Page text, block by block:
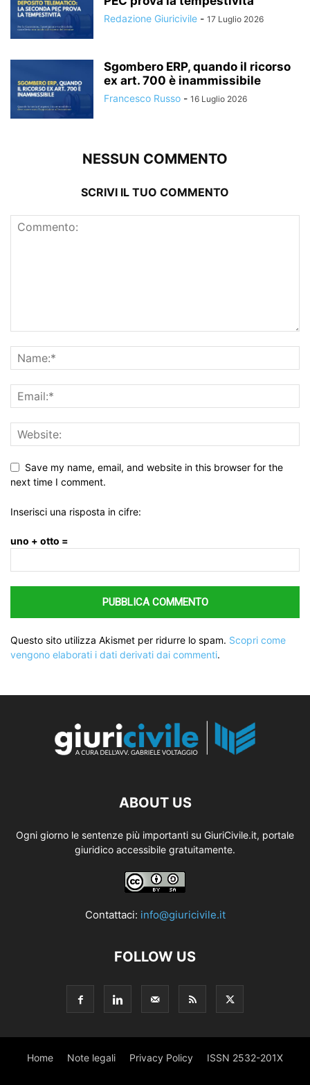
Redazione Giuricivile - 17 Luglio 2026
Sgombero ERP, quando il ricorso
ex art. 700 è inammissibile
Francesco Russo - 16 Luglio 2026
NESSUN COMMENTO
SCRIVI IL TUO COMMENTO
Save my name, email, and website in this browser for the
next time I comment.
Inserisci una risposta in cifre:
uno + otto =
Questo sito utilizza Akismet per ridurre lo spam. Scopri come
vengono elaborati i dati derivati dai commenti.
ABOUT US
Ogni giorno le sentenze più importanti su GiuriCivile.it, portale
giuridico accessibile gratuitamente.
Contattaci: info@giuricivile.it
FOLLOW US
Home Note legali Privacy Policy ISSN 2532-201X